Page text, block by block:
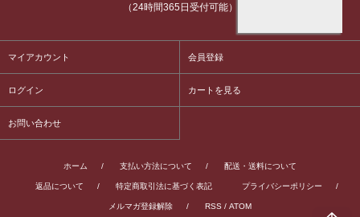
（24時間365日受付可能）
マイアカウント 会員登録
ログイン カートを見る
お問い合わせ
ホーム / 支払い方法について / 配送・送料について
返品について / 特定商取引法に基づく表記 プライバシーポリシー /
メルマガ登録解除 / RSS / ATOM